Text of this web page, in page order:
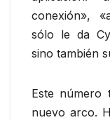
conexión»,
sólo le da
sino también
Este número
nuevo arco.